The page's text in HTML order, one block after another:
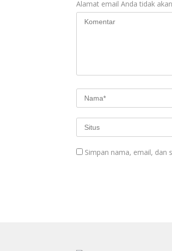
Alamat email Anda tidak
Simpan nama, email, dan